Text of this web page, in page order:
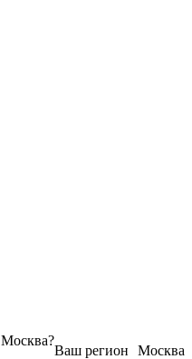
Москва
Ваш регион
Москва?